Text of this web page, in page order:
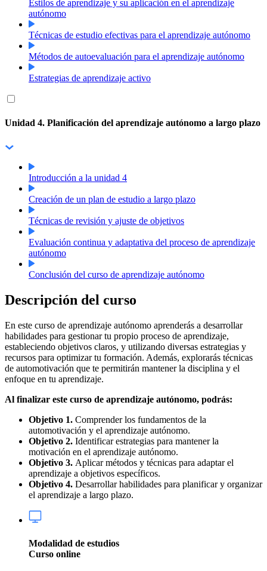
Estilos de aprendizaje y su aplicación en el aprendizaje
autónomo
Técnicas de estudio efectivas para el aprendizaje autónomo
Métodos de autoevaluación para el aprendizaje autónomo
Estrategias de aprendizaje activo
Unidad 4. Planificación del aprendizaje autónomo a largo plazo
Introducción a la unidad 4
Creación de un plan de estudio a largo plazo
Técnicas de revisión y ajuste de objetivos
Evaluación continua y adaptativa del proceso de aprendizaje
autónomo
Conclusión del curso de aprendizaje autónomo
Descripción del curso
En este curso de aprendizaje autónomo aprenderás a desarrollar
habilidades para gestionar tu propio proceso de aprendizaje,
estableciendo objetivos claros, y utilizando diversas estrategias y
recursos para optimizar tu formación. Además, explorarás técnicas
de automotivación que te permitirán mantener la disciplina y el
enfoque en tu aprendizaje.
Al finalizar este curso de aprendizaje autónomo, podrás:
Objetivo 1. Comprender los fundamentos de la
automotivación y el aprendizaje autónomo.
Objetivo 2. Identificar estrategias para mantener la
motivación en el aprendizaje autónomo.
Objetivo 3. Aplicar métodos y técnicas para adaptar el
aprendizaje a objetivos específicos.
Objetivo 4. Desarrollar habilidades para planificar y organizar
el aprendizaje a largo plazo.
Modalidad de estudios
Curso online